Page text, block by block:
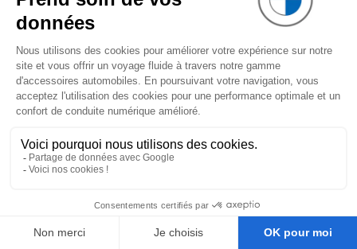
Pièces détachées BMW
Alimentation Carburant BMW
Boitier papillon BMW
Faisceau de câble pour réservoir avec pompe
d'aspiration BMW
Injecteur BMW
Pompe à carburant BMW
Pompe diesel BMW
Allumage / Préchauffage BMW
Boitier de préchauffage BMW
Amortissement BMW